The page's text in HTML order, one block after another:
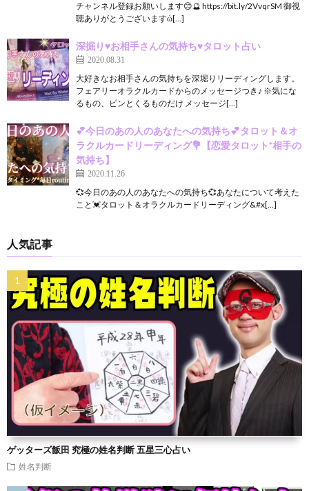
チャンネル登録お願いします😊🔮 https://bit.ly/2VvqrSM 御視
聴ありがとうございますὠ[…]
深掘り♥️お相手さんの気持ち♥️タロット占い
2020.08.31
大好きなお相手さんの気持ちを深堀りリーディングします。
フェアリーオラクルカードからのメッセージつき♪ ※気にな
るもの、ピンとくるものだけ メッセージ[…]
💕今日のあの人のあなたへの気持ち💕タロット＆オ
ラクルカードリーディング💐【恋愛タロット*相手の
気持ち】
2020.11.26
💞今日のあの人のあなたへの気持ち💞あなたについて考えた
こと💓タロット＆オラクルカードリーディング&#x[…]
人気記事
ゲッターズ飯田 究極の姓名判断 五星三心占い
姓名判断